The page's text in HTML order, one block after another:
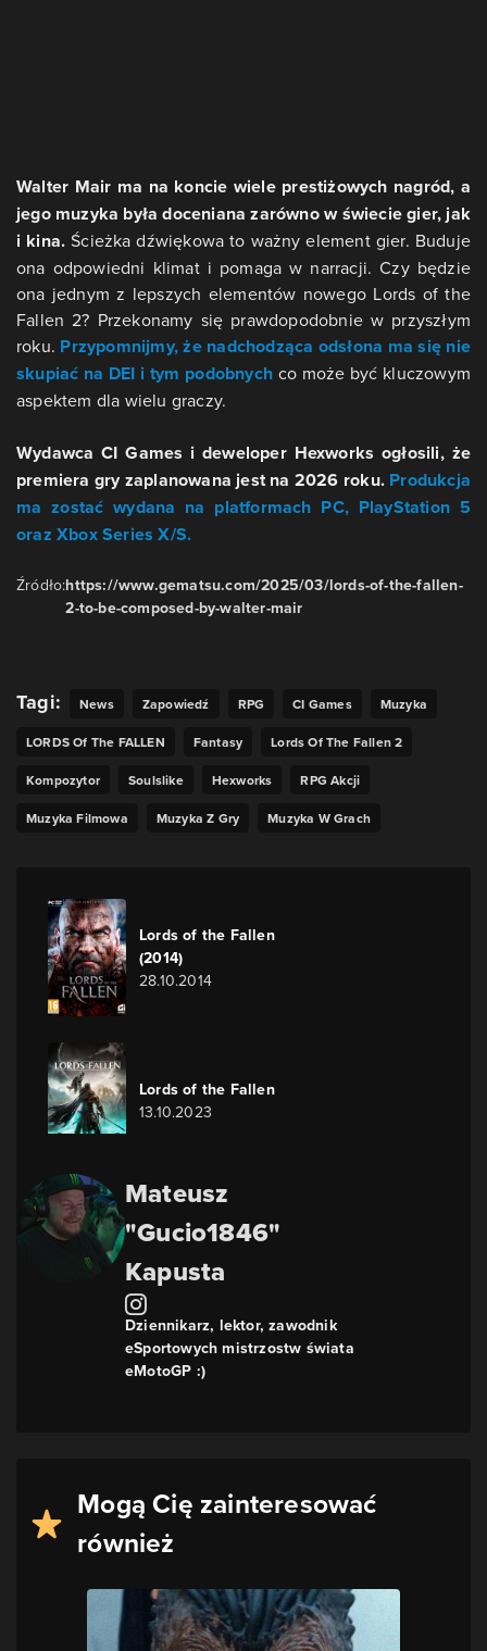
Walter Mair ma na koncie wiele prestiżowych nagród, a
jego muzyka była doceniana zarówno w świecie gier, jak
i kina. Ścieżka dźwiękowa to ważny element gier. Buduje
ona odpowiedni klimat i pomaga w narracji. Czy będzie
ona jednym z lepszych elementów nowego Lords of the
Fallen 2? Przekonamy się prawdopodobnie w przyszłym
roku. Przypomnijmy, że nadchodząca odsłona ma się nie
skupiać na DEI i tym podobnych co może być kluczowym
aspektem dla wielu graczy.
Wydawca CI Games i deweloper Hexworks ogłosili, że
premiera gry zaplanowana jest na 2026 roku. Produkcja
ma zostać wydana na platformach PC, PlayStation 5
oraz Xbox Series X/S.
Źródło:https://www.gematsu.com/2025/03/lords-of-the-fallen-
2-to-be-composed-by-walter-mair
Tagi: News Zapowiedź RPG CI Games
Muzyka
LORDS Of The FALLEN
Fantasy
Lords Of The Fallen 2
Kompozytor
Soulslike Hexworks
RPG Akcji
Muzyka Filmowa
Muzyka Z Gry Muzyka W Grach
Mateusz
"Gucio1846"
Kapusta
Dziennikarz, lektor, zawodnik
eSportowych mistrzostw świata
eMotoGP :)
Lords of the Fallen
(2014)
28.10.2014
Lords of the Fallen
13.10.2023
Mogą Cię zainteresować
również